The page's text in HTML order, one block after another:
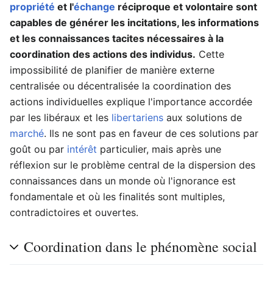
propriété et l'échange réciproque et volontaire sont
capables de générer les incitations, les informations
et les connaissances tacites nécessaires à la
coordination des actions des individus. Cette
impossibilité de planifier de manière externe
centralisée ou décentralisée la coordination des
actions individuelles explique l'importance accordée
par les libéraux et les libertariens aux solutions de
marché. Ils ne sont pas en faveur de ces solutions par
goût ou par intérêt particulier, mais après une
réflexion sur le problème central de la dispersion des
connaissances dans un monde où l'ignorance est
fondamentale et où les finalités sont multiples,
contradictoires et ouvertes.
Coordination dans le phénomène social